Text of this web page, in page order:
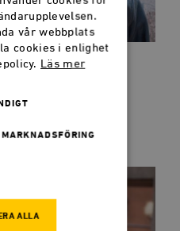
skatt,
rum
SANDE
vår webbplats
cookies i enlighet
Läs mer
MARKNADSFÖRING
ALLA